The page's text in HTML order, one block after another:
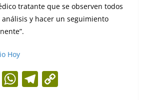
tratante que se observen todos
y hacer un seguimiento
Hoy
G W T